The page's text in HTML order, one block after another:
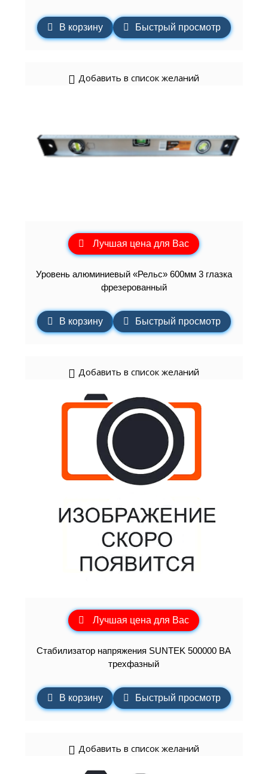
В корзину Быстрый просмотр
Добавить в список желаний
Лучшая цена для Вас
Уровень алюминиевый «Рельс» 600мм 3 глазка
фрезерованный
В корзину Быстрый просмотр
Добавить в список желаний
Лучшая цена для Вас
Стабилизатор напряжения SUNTEK 500000 ВА
трехфазный
В корзину Быстрый просмотр
Добавить в список желаний